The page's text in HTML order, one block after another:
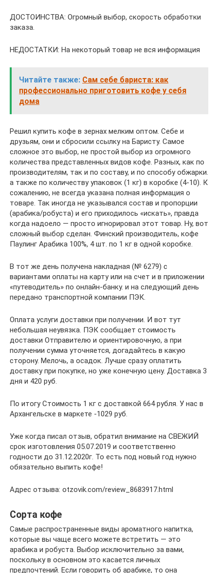
ДОСТОИНСТВА: Огромный выбор, скорость обработки
заказа.
НЕДОСТАТКИ: На некоторый товар не вся информация
Читайте также: Сам себе бариста: как
профессионально приготовить кофе у себя
дома
Решил купить кофе в зернах мелким оптом. Себе и
друзьям, они и сбросили ссылку на Баристу. Самое
сложное это выбор, не простой выбор из огромного
количества представленных видов кофе. Разных, как по
производителям, так и по составу, и по способу обжарки.
а также по количеству упаковок (1 кг) в коробке (4-10). К
сожалению, не всегда указана полная информация о
товаре. Так иногда не указывался состав и пропорции
(арабика/робуста) и его приходилось «искать», правда
когда надоело — просто игнорировал этот товар. Ну, вот
сложный выбор сделан. Финский производитель, кофе
Паулинг Арабика 100%, 4 шт. по 1 кг в одной коробке.
В тот же день получена накладная (№ 6279) с
вариантами оплаты на карту или на счет и в приложении
«путеводитель» по онлайн-банку. и на следующий день
передано транспортной компании ПЭК.
Оплата услуги доставки при получении. И вот тут
небольшая неувязка. ПЭК сообщает стоимость
доставки Отправителю и ориентировочную, а при
получении сумма уточняется, догадайтесь в какую
сторону. Мелочь, а осадок. Лучше сразу оплатить
доставку при покупке, но уже конечную цену. Доставка 3
дня и 420 руб.
По итогу Стоимость 1 кг с доставкой 664 рубля. У нас в
Архангельске в маркете -1029 руб.
Уже когда писал отзыв, обратил внимание на СВЕЖИЙ
срок изготовления 05.07.2019 и соответственно
годности до 31.12.2020г. То есть под новый год нужно
обязательно выпить кофе!
Адрес отзыва: otzovik.com/review_8683917.html
Сорта кофе
Самые распространенные виды ароматного напитка,
которые вы чаще всего можете встретить — это
арабика и робуста. Выбор исключительно за вами,
поскольку в основном это касается личных
предпочтений. Если говорить об арабике, то она